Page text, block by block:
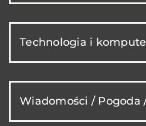
Technologia i
Wiadomości / Pogoda